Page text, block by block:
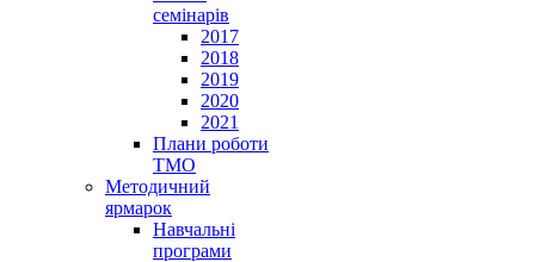
семінарів
2017
2018
2019
2020
2021
Плани роботи
ТМО
Методичний
ярмарок
Навчальні
програми